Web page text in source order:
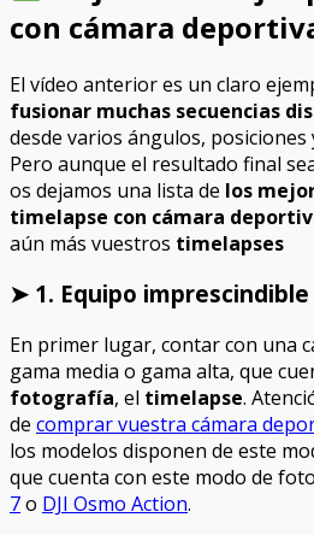
con cámara
El vídeo anterior es un claro
fusionar muchas secuencias
desde varios ángulos,
Pero aunque el resultado final
os dejamos una lista de los
timelapse con cámara
aún más vuestros timelapses
➤ 1. Equipo imprescindible
En primer lugar, contar con una
gama media o gama alta, que
fotografía, el timelapse.
de comprar vuestra cámara
los modelos disponen de este
que cuenta con este modo de
7o DJI Osmo Action.